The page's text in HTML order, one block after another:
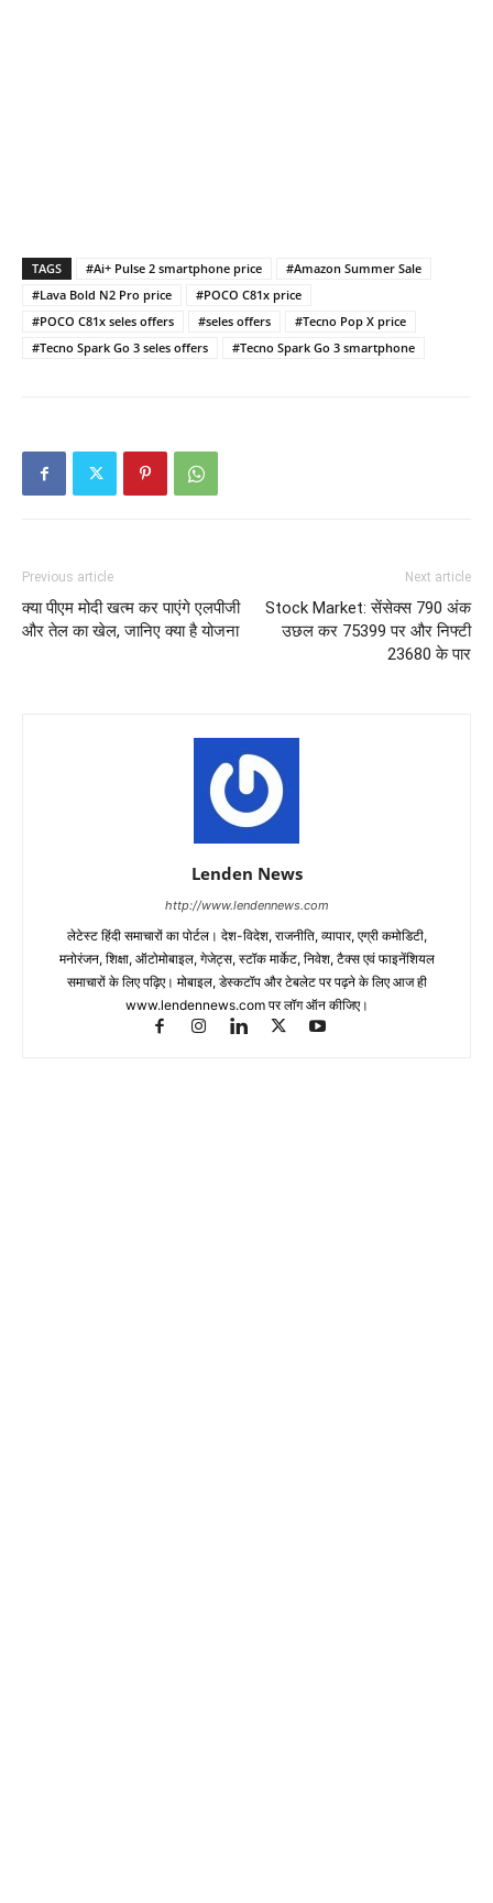
TAGS #Ai+ Pulse 2 smartphone price
#Amazon Summer Sale
#Lava Bold N2 Pro price
#POCO C81x price
#POCO C81x seles offers
#seles offers
#Tecno Pop X price
#Tecno Spark Go 3 seles offers
#Tecno Spark Go 3 smartphone
Previous article
क्या पीएम मोदी खत्म कर पाएंगे एलपीजी
और तेल का खेल, जानिए क्या है योजना
Next article
Stock Market: सेंसेक्स 790 अंक
उछल कर 75399 पर और निफ्टी
23680 के पार
Lenden News
http://www.lendennews.com
लेटेस्ट हिंदी समाचारों का पोर्टल। देश-विदेश, राजनीति, व्यापार, एग्री कमोडिटी,
मनोरंजन, शिक्षा, ऑटोमोबाइल, गेजेट्स, स्टॉक मार्केट, निवेश, टैक्स एवं फाइनेंशियल
समाचारों के लिए पढ़िए। मोबाइल, डेस्कटॉप और टेबलेट पर पढ़ने के लिए आज ही
www.lendennews.com पर लॉग ऑन कीजिए।